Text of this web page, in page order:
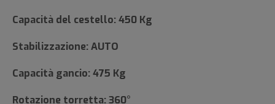
Capacità del cestello: 450 Kg
Stabilizzazione: AUTO
Capacità gancio: 475 Kg
Rotazione torretta: 360°